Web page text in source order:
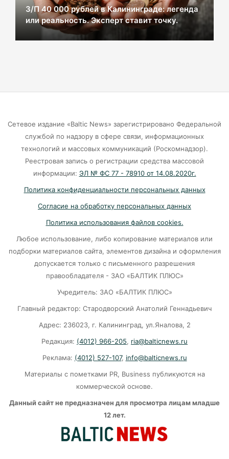
06-08-2026
«Ад в вагоне»: Калининградцы в шоке от
06-08-2026
Ищенко ушла от ответа: куда пойдёт
олимпийская чемпионка после выборов?
06-08-2026
Мэрия Калининграда дала старт продажам
58 несовершеннолетних в Калининграде
попались полиции во врем ночной прогулки
06-08-2026
Калининградский суд рассмотрит дело о
Калининградский fashion‑рынок достиг дна
З/П 40 000 рублей в Калининграде: легенда
или реальность. Эксперт ставит точку.
Сетевое издание «Baltic News» зарегистрировано Федеральной
службой по надзору в сфере связи, информационных
технологий и массовых коммуникаций (Роскомнадзор).
Реестровая запись о регистрации средства массовой
информации: ЭЛ № ФС 77 - 78910 от 14.08.2020г.
Политика конфиденциальности персональных данных
Согласие на обработку персональных данных
Политика использования файлов cookies.
Любое использование, либо копирование материалов или
подборки материалов сайта, элементов дизайна и оформления
допускается только с письменного разрешения
правообладателя - ЗАО «БАЛТИК ПЛЮС»
Учредитель: ЗАО «БАЛТИК ПЛЮС»
Главный редактор: Стародворский Анатолий Геннадьевич
Адрес: 236023, г. Калининград, ул.Яналова, 2
Редакция: (4012) 966-205, ria@balticnews.ru
Реклама: (4012) 527-107, info@balticnews.ru
Материалы с пометками PR, Business публикуются на
коммерческой основе.
Данный сайт не предназначен для просмотра лицам младше
12 лет.